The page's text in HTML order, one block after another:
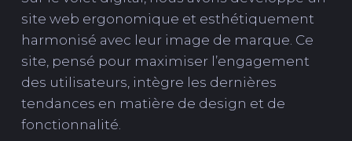
site web ergonomique et esthétiquement
harmonisé avec leur image de marque. Ce
site, pensé pour maximiser l’engagement
des utilisateurs, intègre les dernières
tendances en matière de design et de
fonctionnalité.